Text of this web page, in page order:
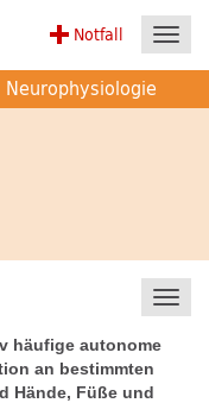
Notfall
häufige autonome
an bestimmten
Hände, Füße und